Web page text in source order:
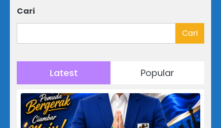
Cari
Cari
Latest Popular